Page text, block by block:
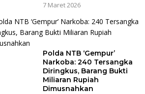
7 Maret 2026
Polda NTB ‘Gempur’
Narkoba: 240 Tersangka
Diringkus, Barang Bukti
Miliaran Rupiah
Dimusnahkan